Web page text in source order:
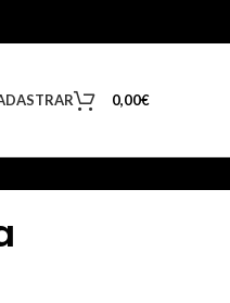
0,00€